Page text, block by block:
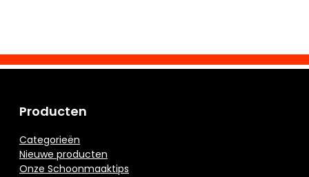
Producten
Categorieën
Nieuwe producten
Onze Schoonmaaktips